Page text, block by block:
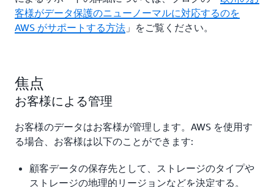
客様がデータ保護のニューノーマルに対応するのを
AWS がサポートする方法 」をご覧ください。
焦点
お客様による管理
お客様のデータはお客様が管理します。AWS を使用す
る場合、お客様は以下のことができます:
顧客データの保存先として、ストレージのタイプや
ストレージの地理的リージョンなどを決定する。